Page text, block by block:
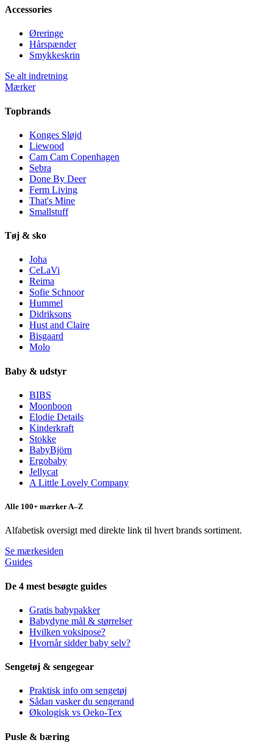
Accessories
Øreringe
Hårspænder
Smykkeskrin
Se alt indretning
Mærker
Topbrands
Konges Sløjd
Liewood
Cam Cam Copenhagen
Sebra
Done By Deer
Ferm Living
That's Mine
Smallstuff
Tøj & sko
Joha
CeLaVi
Reima
Sofie Schnoor
Hummel
Didriksons
Hust and Claire
Bisgaard
Molo
Baby & udstyr
BIBS
Moonboon
Elodie Details
Kinderkraft
Stokke
BabyBjörn
Ergobaby
Jellycat
A Little Lovely Company
Alle 100+ mærker A–Z
Alfabetisk oversigt med direkte link til hvert brands sortiment.
Se mærkesiden
Guides
De 4 mest besøgte guides
Gratis babypakker
Babydyne mål & størrelser
Hvilken voksipose?
Hvornår sidder baby selv?
Sengetøj & sengegear
Praktisk info om sengetøj
Sådan vasker du sengerand
Økologisk vs Oeko-Tex
Pusle & bæring